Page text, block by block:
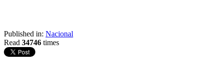
Published in: Nacional
Read 34746 times